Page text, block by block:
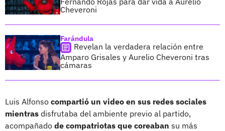
Cheveroni
Farándula
Revelan la verdadera relación entre
Amparo Grisales y Aurelio Cheveroni tras
cámaras
Luis Alfonso compartió un video en sus redes sociales
mientras disfrutaba del ambiente previo al partido,
acompañado de compatriotas que coreaban su más